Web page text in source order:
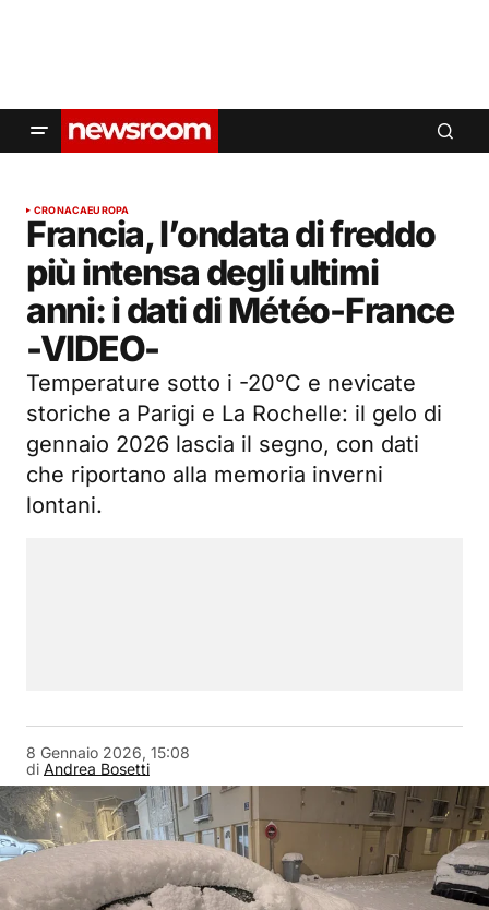
CRONACAEUROPA
Francia, l’ondata di freddo
più intensa degli ultimi
anni: i dati di Météo-France
-VIDEO-
Temperature sotto i -20°C e nevicate
storiche a Parigi e La Rochelle: il gelo di
gennaio 2026 lascia il segno, con dati
che riportano alla memoria inverni
lontani.
di Andrea Bosetti
8 Gennaio 2026, 15:08